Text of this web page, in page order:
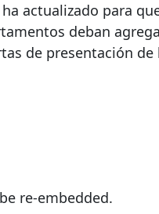
actualizado para
deban
de presentación
re-embedded.